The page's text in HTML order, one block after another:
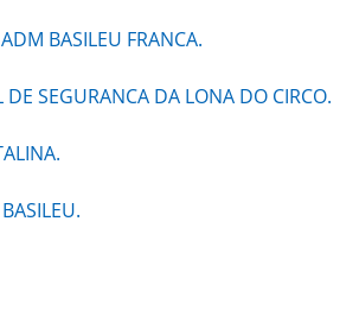
BASILEU FRANCA.
SEGURANCA DA LONA DO CIRCO.